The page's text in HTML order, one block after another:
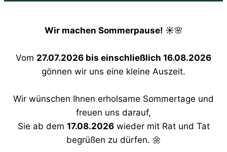
Wir machen Sommerpause! ☀️🌸
Vom 27.07.2026 bis einschließlich 16.08.2026
gönnen wir uns eine kleine Auszeit.
Wir wünschen Ihnen erholsame Sommertage und
freuen uns darauf,
Sie ab dem 17.08.2026wieder mit Rat und Tat
begrüßen zu dürfen. 🌼